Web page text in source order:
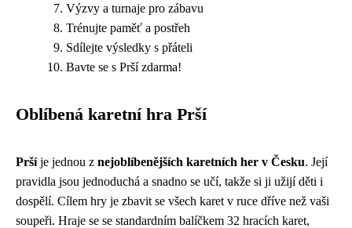
Výzvy a turnaje pro zábavu
Trénujte paměť a postřeh
Sdílejte výsledky s přáteli
Bavte se s Prší zdarma!
Oblíbená karetní hra Prší
Pršíje jednou z nejoblíbenějších karetních her v Česku. Její
pravidla jsou jednoduchá a snadno se učí, takže si ji užijí děti i
dospělí. Cílem hry je zbavit se všech karet v ruce dříve než vaši
soupeři. Hraje se se standardním balíčkem 32 hracích karet,